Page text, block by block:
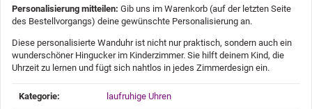
Personalisierung mitteilen: Gib uns im Warenkorb (auf der letzten Seite
des Bestellvorgangs) deine gewünschte Personalisierung an.
Diese personalisierte Wanduhr ist nicht nur praktisch, sondern auch ein
wunderschöner Hingucker im Kinderzimmer. Sie hilft deinem Kind, die
Uhrzeit zu lernen und fügt sich nahtlos in jedes Zimmerdesign ein.
Produkteigenschaft
Wert
Kategorie: laufruhige Uhren